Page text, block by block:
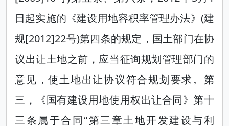
日起实施的《建设用地容积率管理办法》(建
规[2012]22号)第四条的规定，国土部门在协
议出让土地之前，应当征询规划管理部门的
意见，使土地出让协议符合规划要求。第
三，《国有建设用地使用权出让合同》第十
三条属于合同“第三章土地开发建设与利